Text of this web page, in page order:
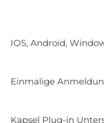
IOS, Android,
Einmalige
Kapsel Plug-in